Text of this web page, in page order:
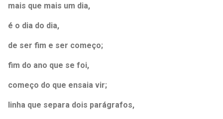
mais que mais um dia,
é o dia do dia,
de ser fim e ser começo;
fim do ano que se foi,
começo do que ensaia vir;
linha que separa dois parágrafos,